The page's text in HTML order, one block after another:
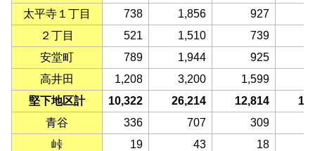
太平寺１丁目
738 1,856 927
２丁目
521 1,510 739
安堂町
789 1,944 925
高井田
1,208 3,200 1,599
堅下地区計
10,322 26,214 12,814
青谷
336 707 309
峠
19 43
18